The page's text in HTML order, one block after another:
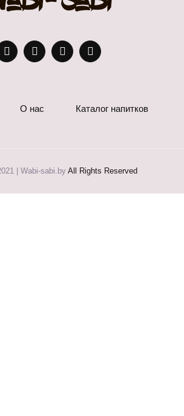
О нас Каталог напитков
| Wabi-sabi.by All Rights Reserved